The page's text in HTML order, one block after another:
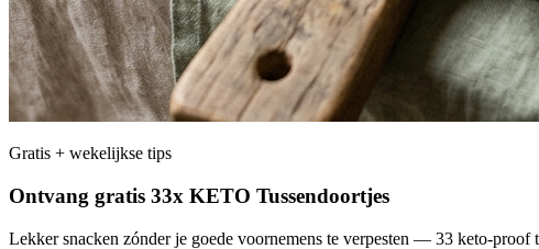
Gratis + wekelijkse tips
Ontvang gratis 33x KETO Tussendoortjes
Lekker snacken zónder je goede voornemens te verpesten — 33 keto-